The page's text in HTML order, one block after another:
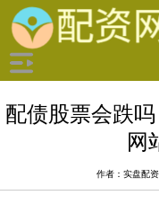
配债股票会跌
网
作者：实盘配